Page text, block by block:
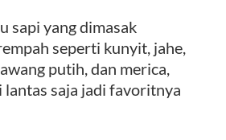
sapi yang dimasak
seperti kunyit, jahe,
putih, dan merica,
lantas saja jadi favoritnya